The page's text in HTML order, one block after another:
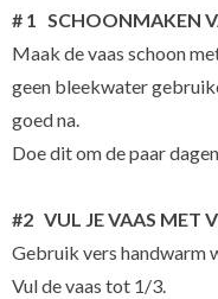
# 1 SCHOONMAKEN
Maak de vaas schoon
geen bleekwater
goed na.
Doe dit om de paar
#2 VUL JE VAAS MET
Gebruik vers handwarm
Vul de vaas tot 1/3.